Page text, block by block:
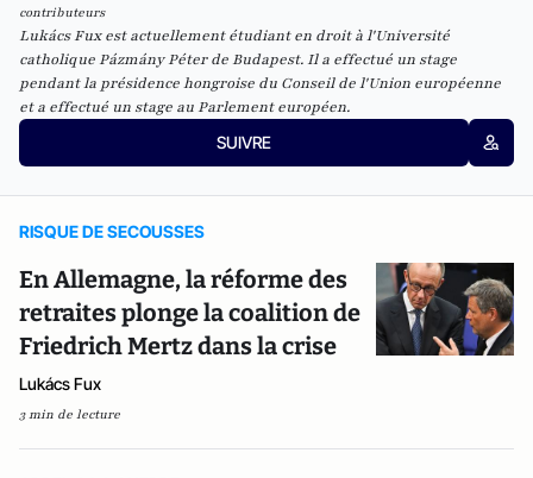
contributeurs
Lukács Fux est actuellement étudiant en droit à l'Université
catholique Pázmány Péter de Budapest. Il a effectué un stage
pendant la présidence hongroise du Conseil de l'Union européenne
et a effectué un stage au Parlement européen.
SUIVRE
RISQUE DE SECOUSSES
En Allemagne, la réforme des
retraites plonge la coalition de
Friedrich Mertz dans la crise
Lukács Fux
3 min de lecture